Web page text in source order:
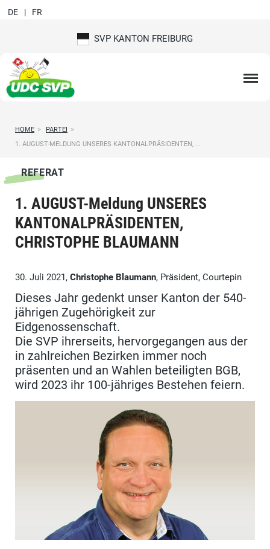
SVP KANTON FREIBURG
DE FR
HOME > PARTEI
>
1. AUGUST-MELDUNG UNSERES KANTONALPRÄSIDENTEN, ...
REFERAT
1. AUGUST-Meldung UNSERES
KANTONALPRÄSIDENTEN,
CHRISTOPHE BLAUMANN
30. Juli 2021, Christophe Blaumann, Präsident, Courtepin
Dieses Jahr gedenkt unser Kanton der 540-
jährigen Zugehörigkeit zur
Eidgenossenschaft.
Die SVP ihrerseits, hervorgegangen aus der
in zahlreichen Bezirken immer noch
präsenten und an Wahlen beteiligten BGB,
wird 2023 ihr 100-jähriges Bestehen feiern.